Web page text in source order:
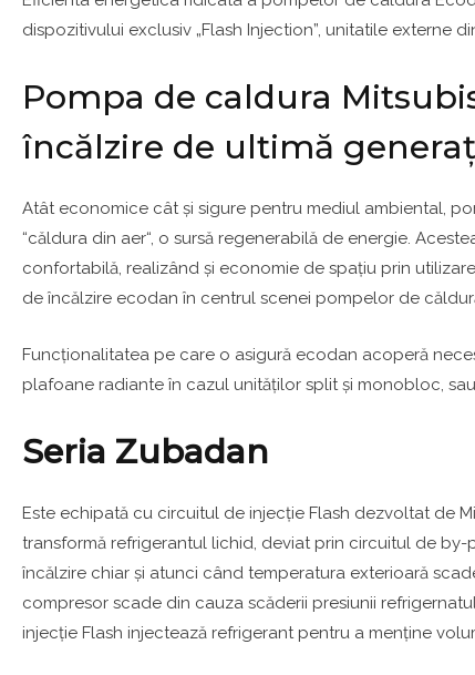
dispozitivului exclusiv „Flash Injection”, unitatile externe
Pompa de caldura
încălzire de ultimă
Atât economice cât și sigure pentru mediul ambiental,
“căldura din aer“, o sursă regenerabilă de energie.
confortabilă, realizând și economie de spațiu prin
de încălzire ecodan în centrul scenei pompelor de
Funcționalitatea pe care o asigură ecodan acoperă
plafoane radiante în cazul unităților split și monobloc,
Seria Zubadan
Este echipată cu circuitul de injecție Flash dezvoltat de
transformă refrigerantul lichid, deviat prin circuitul de
încălzire chiar și atunci când temperatura exterioară
compresor scade din cauza scăderii presiunii
injecție Flash injectează refrigerant pentru a menține